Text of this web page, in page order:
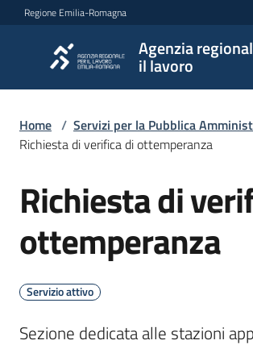
Vai al contenuto
Vai alla navigazione
Vai al footer
Regione Emilia-Romagna
Agenzia
il lavoro
Agenzia
regionale
per il
lavoro
L'Agenzia
Novità
Home / Servizi per la Pubblica
Richiesta di verifica di ottemperanza
Salta al contenuto
Richiesta di
ottemperanza
Servizio attivo
Sezione dedicata alle stazioni